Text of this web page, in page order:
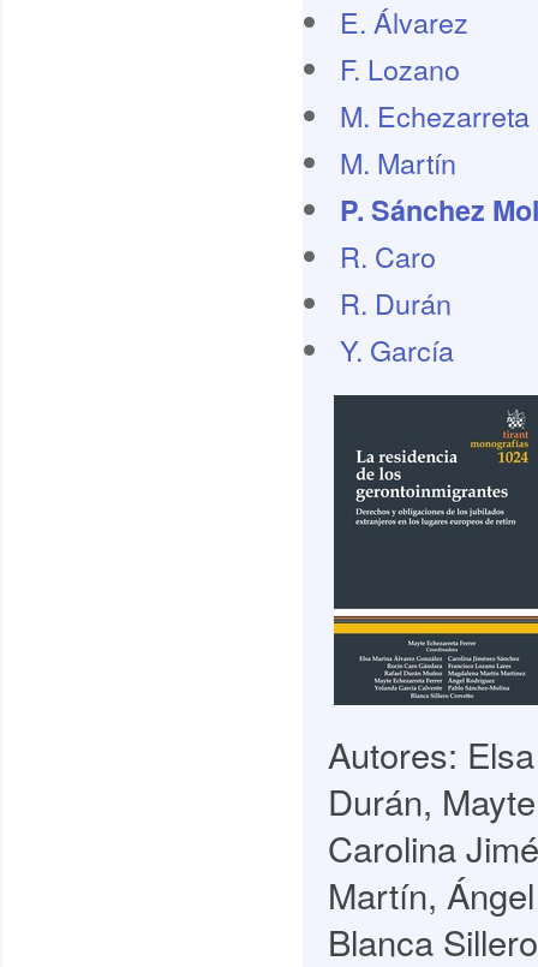
E. Álvarez
F. Lozano
M. Echezarreta
M. Martín
P. Sánchez
R. Caro
R. Durán
Y. García
Autores:
Durán,
Carolina
Martín,
Blanca